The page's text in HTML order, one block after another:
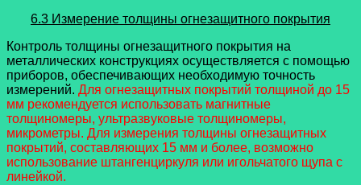
6.3 Измерение толщины огнезащитного покрытия
Контроль толщины огнезащитного покрытия на
металлических конструкциях осуществляется с помощью
приборов, обеспечивающих необходимую точность
измерений. Для огнезащитных покрытий толщиной до 15
мм рекомендуется использовать магнитные
толщиномеры, ультразвуковые толщиномеры,
микрометры. Для измерения толщины огнезащитных
покрытий, составляющих 15 мм и более, возможно
использование штангенциркуля или игольчатого щупа с
линейкой.